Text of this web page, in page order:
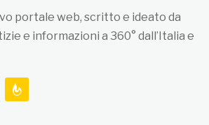
portale web, scritto e ideato da
e informazioni a 360° dall’Italia e
feedburner